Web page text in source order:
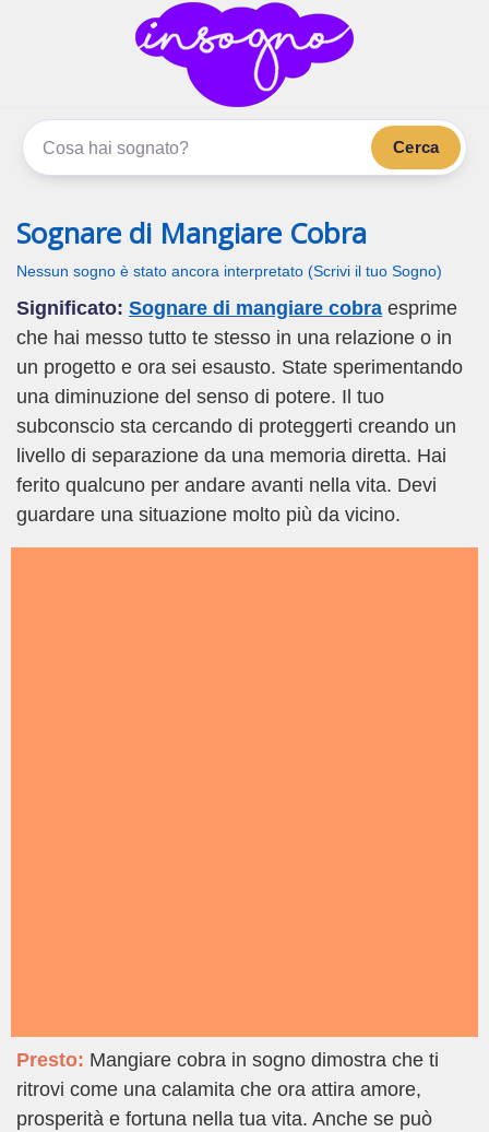
inSogno.com
I sogni significano di più
Cerca
Sognare di Mangiare Cobra
Nessun sogno è stato ancora interpretato (Scrivi il tuo Sogno)
Significato: Sognare di mangiare cobra esprime
che hai messo tutto te stesso in una relazione o in
un progetto e ora sei esausto. State sperimentando
una diminuzione del senso di potere. Il tuo
subconscio sta cercando di proteggerti creando un
livello di separazione da una memoria diretta. Hai
ferito qualcuno per andare avanti nella vita. Devi
guardare una situazione molto più da vicino.
Presto: Mangiare cobra in sogno dimostra che ti
ritrovi come una calamita che ora attira amore,
prosperità e fortuna nella tua vita. Anche se può